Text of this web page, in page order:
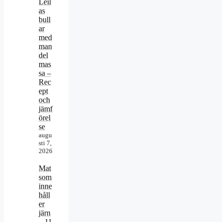
Leil
as
bull
ar
med
man
del
mas
sa –
Rec
ept
och
jämf
örel
se
augu
sti 7,
2026
Mat
som
inne
håll
er
järn